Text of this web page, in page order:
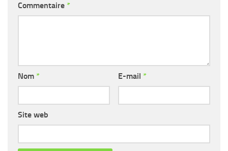
Commentaire *
Nom * E-mail *
Site web